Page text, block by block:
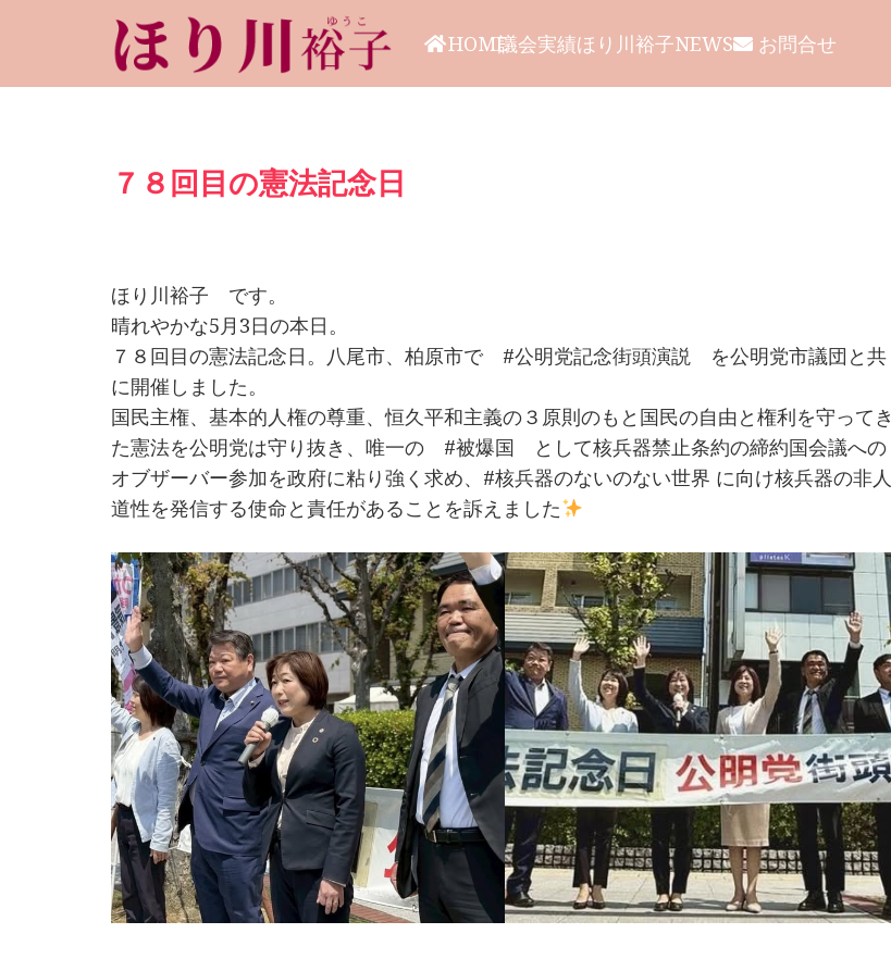
HOME議会実績ほり川裕子NEWS お問合せ
７８回目の憲法記念日
ほり川裕子 です。
晴れやかな5月3日の本日。
７８回目の憲法記念日。八尾市、柏原市で #公明党記念街頭演説 を公明党市議団と共
に開催しました。
国民主権、基本的人権の尊重、恒久平和主義の３原則のもと国民の自由と権利を守ってき
た憲法を公明党は守り抜き、唯一の #被爆国 として核兵器禁止条約の締約国会議への
オブザーバー参加を政府に粘り強く求め、#核兵器のないのない世界 に向け核兵器の非人
道性を発信する使命と責任があることを訴えました